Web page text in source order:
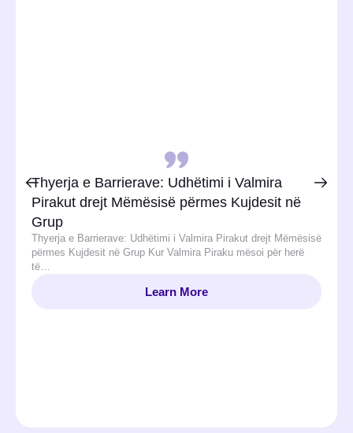
Thyerja e Barrierave: Udhëtimi i Valmira
Pirakut drejt Mëmësisë përmes Kujdesit në
Grup
Thyerja e Barrierave: Udhëtimi i Valmira Pirakut drejt Mëmësisë
përmes Kujdesit në Grup Kur Valmira Piraku mësoi për herë
të…
Learn More